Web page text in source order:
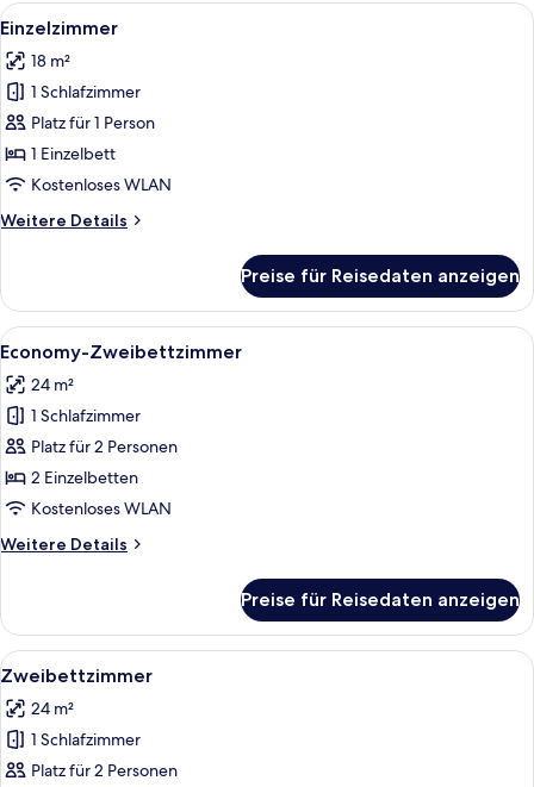
Alle
Fotos
für
Einzelzimmer
anzeigen
Ein Hotelzimmer mit Bett, Blick auf
10
Einzelzimmer
18 m²
1 Schlafzimmer
Platz für 1 Person
1 Einzelbett
Kostenloses WLAN
Weitere Details
Weitere
Preise für Reisedaten anzeigen
Alle
Fotos
für
Economy-
Zweibettzimmer
anzeigen
Ein Hotelzimmer mit zwei Betten,
8
Economy-Zweibettzimmer
24 m²
1 Schlafzimmer
Platz für 2 Personen
2 Einzelbetten
Kostenloses WLAN
Weitere Details
Weitere
Zweibettzimmer
Preise für Reisedaten anzeigen
Alle
Fotos
für
Zweibettzimmer
anzeigen
Ein Hotelzimmer mit zwei Betten,
8
Zweibettzimmer
24 m²
1 Schlafzimmer
Platz für 2 Personen